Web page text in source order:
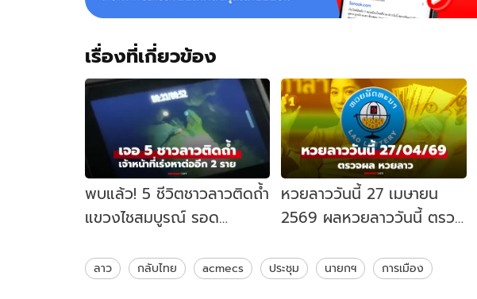
เรื่องที่เกี่ยวข้อง
พบแล้ว! 5 ชีวิตชาวลาวติดถ้ำ
แขวงไชสมบูรณ์ รอด
ราย
หวยลาววันนี้ 27 เมษายน
2569 ผลหวยลาววันนี้ ตรวจ
ลาว กลับไทย acmecs ประชุม นายกฯ การเมือง